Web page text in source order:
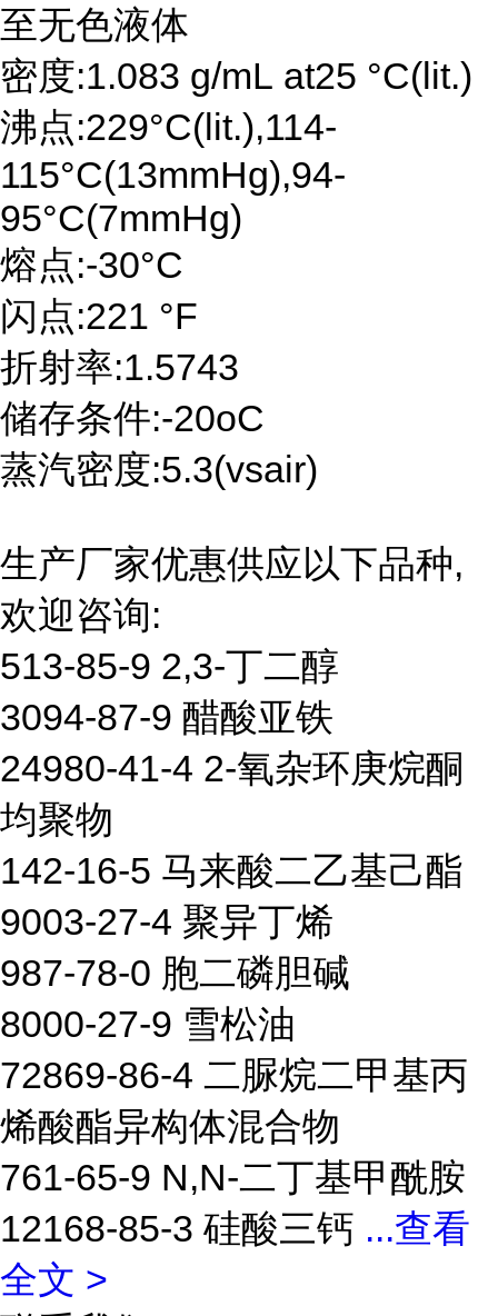
至无色液体
密度:1.083 g/mL at25 °C(lit.)
沸点:229°C(lit.),114-
115°C(13mmHg),94-
95°C(7mmHg)
熔点:-30°C
闪点:221 °F
折射率:1.5743
储存条件:-20oC
蒸汽密度:5.3(vsair)
生产厂家优惠供应以下品种,
欢迎咨询:
513-85-9 2,3-丁二醇
3094-87-9 醋酸亚铁
24980-41-4 2-氧杂环庚烷酮
均聚物
142-16-5 马来酸二乙基己酯
9003-27-4 聚异丁烯
987-78-0 胞二磷胆碱
8000-27-9 雪松油
72869-86-4 二脲烷二甲基丙
烯酸酯异构体混合物
761-65-9 N,N-二丁基甲酰胺
12168-85-3 硅酸三钙 ...查看
全文 >